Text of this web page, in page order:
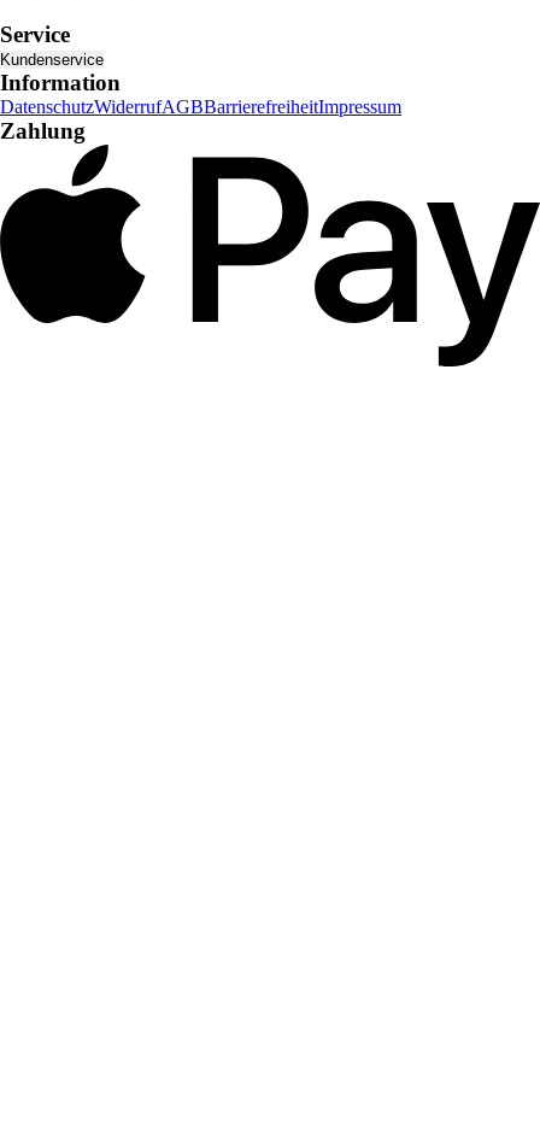
Service
Kundenservice
Information
DatenschutzWiderrufAGBBarrierefreiheitImpressum
Zahlung